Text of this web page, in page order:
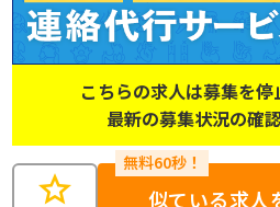
こちらの求人は募集を停
最新の募集状況の確
star 似ている求人